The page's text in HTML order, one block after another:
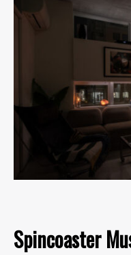
Spincoaster